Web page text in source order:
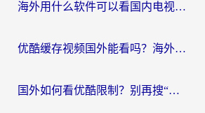
海外用什么软件可以看国内电视？留学生亲测有效的追剧自由指南
优酷缓存视频国外能看吗？海外党追剧看片的终极解决方案来了
国外如何看优酷限制？别再搜“在日本哪个软件可以看中国电视剧”，这篇教你搞定